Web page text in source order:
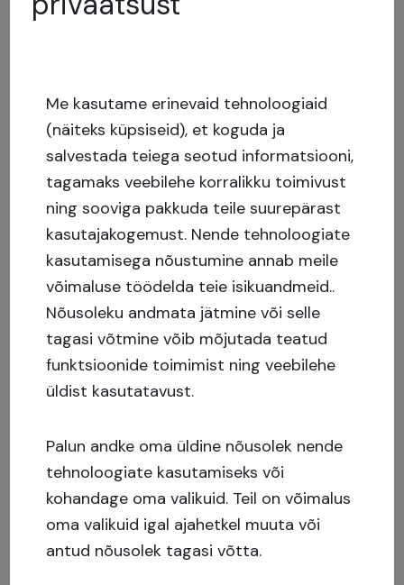
Rahastatud
Rua da Portela, Nogueira, LSD PT
1. järgu hüpoteeklaenu sildlaen Portugalis
136 investorid,
14 % aastas
Me kasutame erinevaid tehnoloogiaid
(näiteks küpsiseid), et koguda ja
salvestada teiega seotud informatsiooni,
tagamaks veebilehe korralikku toimivust
ning sooviga pakkuda teile suurepärast
kasutajakogemust. Nende tehnoloogiate
kasutamisega nõustumine annab meile
võimaluse töödelda teie isikuandmeid..
Nõusoleku andmata jätmine või selle
tagasi võtmine võib mõjutada teatud
funktsioonide toimimist ning veebilehe
üldist kasutatavust.
Palun andke oma üldine nõusolek nende
tehnoloogiate kasutamiseks või
kohandage oma valikuid. Teil on võimalus
oma valikuid igal ajahetkel muuta või
antud nõusolek tagasi võtta.